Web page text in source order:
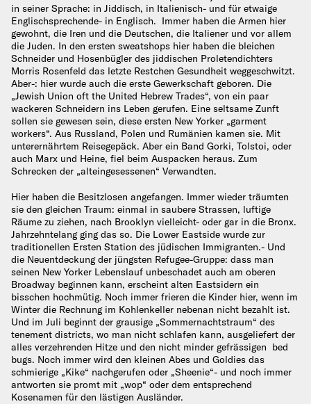
in seiner Sprache: in Jiddisch, in Italienisch- und für etwaige
Englischsprechende- in Englisch. Immer haben die Armen hier
gewohnt, die Iren und die Deutschen, die Italiener und vor allem
die Juden. In den ersten sweatshops hier haben die bleichen
Schneider und Hosenbügler des jiddischen Proletendichters
Morris Rosenfeld das letzte Restchen Gesundheit weggeschwitzt.
Aber-: hier wurde auch die erste Gewerkschaft geboren. Die
„Jewish Union oft the United Hebrew Trades“, von ein paar
wackeren Schneidern ins Leben gerufen. Eine seltsame Zunft
sollen sie gewesen sein, diese ersten New Yorker „garment
workers“. Aus Russland, Polen und Rumänien kamen sie. Mit
unterernährtem Reisegepäck. Aber ein Band Gorki, Tolstoi, oder
auch Marx und Heine, fiel beim Auspacken heraus. Zum
Schrecken der „alteingesessenen“ Verwandten.
Hier haben die Besitzlosen angefangen. Immer wieder träumten
sie den gleichen Traum: einmal in saubere Strassen, luftige
Räume zu ziehen, nach Brooklyn vielleicht- oder gar in die Bronx.
Jahrzehntelang ging das so. Die Lower Eastside wurde zur
traditionellen Ersten Station des jüdischen Immigranten.- Und
die Neuentdeckung der jüngsten Refugee-Gruppe: dass man
seinen New Yorker Lebenslauf unbeschadet auch am oberen
Broadway beginnen kann, erscheint alten Eastsidern ein
bisschen hochmütig. Noch immer frieren die Kinder hier, wenn im
Winter die Rechnung im Kohlenkeller nebenan nicht bezahlt ist.
Und im Juli beginnt der grausige „Sommernachtstraum“ des
tenement districts, wo man nicht schlafen kann, ausgeliefert der
alles verzehrenden Hitze und den nicht minder gefrässigen bed
bugs. Noch immer wird den kleinen Abes und Goldies das
schmierige „Kike“ nachgerufen oder „Sheenie“- und noch immer
antworten sie promt mit „wop“ oder dem entsprechend
Kosenamen für den lästigen Ausländer.